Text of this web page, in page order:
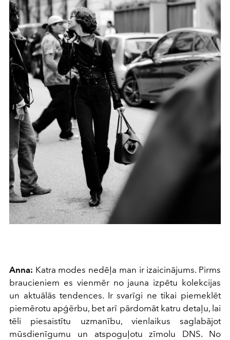
Anna: Katra modes nedēļa man ir izaicinājums. Pirms
braucieniem es vienmēr no jauna izpētu kolekcijas
un aktuālās tendences. Ir svarīgi ne tikai piemeklēt
piemērotu apģērbu, bet arī pārdomāt katru detaļu, lai
tēli piesaistītu uzmanību, vienlaikus saglabājot
mūsdienīgumu un atspoguļotu zīmolu DNS. No